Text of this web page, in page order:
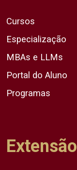
Cursos
Especialização
MBAs e LLMs
Portal do Aluno
Programas
Extensão